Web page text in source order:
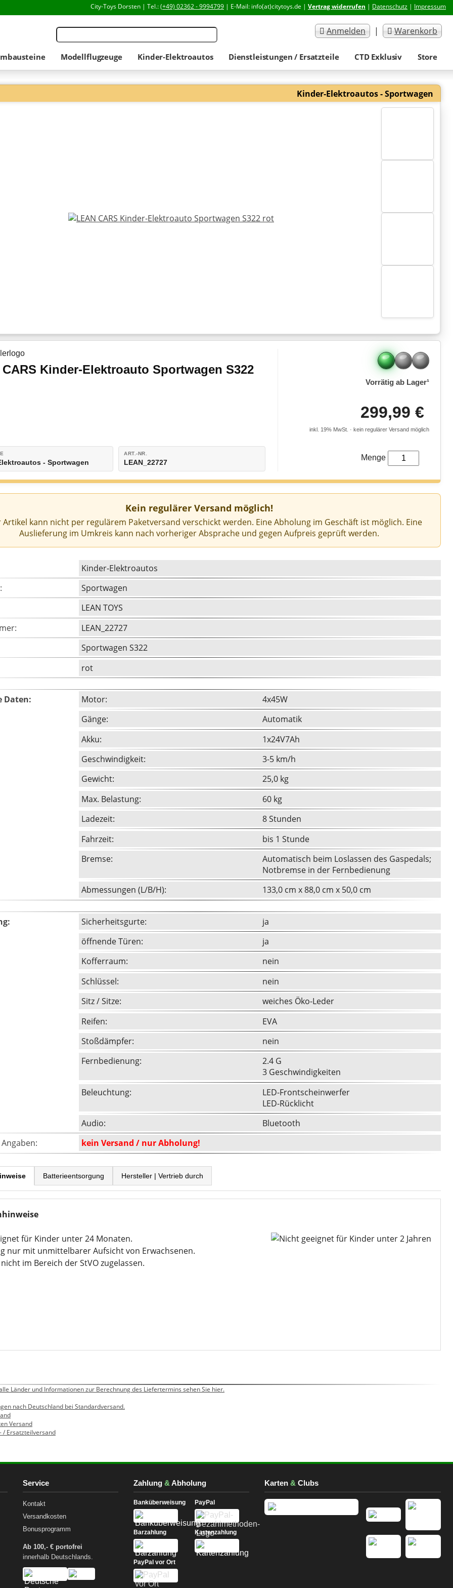
City-Toys Dorsten | Tel.:(+49) 02362 - 9994799 | E-Mail: info(at)citytoys.de | Vertrag widerrufen | Datenschutz | Impressum
Anmelden | Warenkorb
Modellflugzeuge Kinder-Elektroautos Dienstleistungen / Ersatzteile CTD Exklusiv Store
Kinder-Elektroautos - Sportwagen
CARS Kinder-Elektroauto Sportwagen S322
- Sportwagen
ART.-NR.
LEAN_22727
Vorrätig ab Lager¹
299,99 €
inkl. 19% MwSt. · kein regulärer Versand möglich
Menge
Kein regulärer Versand möglich!
Artikel kann nicht per regulärem Paketversand verschickt werden. Eine Abholung im Geschäft ist möglich. Eine
Auslieferung im Umkreis kann nach vorheriger Absprache und gegen Aufpreis geprüft werden.
Kinder-Elektroautos
Sportwagen
LEAN TOYS
LEAN_22727
Sportwagen S322
rot
Daten: Motor:
4x45W
Gänge:
Automatik
Akku:
1x24V7Ah
Geschwindigkeit:
3-5 km/h
Gewicht:
25,0 kg
Max. Belastung:
60 kg
Ladezeit:
8 Stunden
Fahrzeit:
bis 1 Stunde
Bremse:
Automatisch beim Loslassen des Gaspedals;
Notbremse in der Fernbedienung
Abmessungen (L/B/H):
133,0 cm x 88,0 cm x 50,0 cm
Sicherheitsgurte:
ja
öffnende Türen:
ja
Kofferraum:
nein
Schlüssel:
nein
Sitz / Sitze:
weiches Öko-Leder
Reifen:
EVA
Stoßdämpfer:
nein
Fernbedienung:
2.4 G
3 Geschwindigkeiten
Beleuchtung:
LED-Frontscheinwerfer
LED-Rücklicht
Audio:
Bluetooth
kein Versand / nur Abholung!
Batterieentsorgung Hersteller | Vertrieb durch
für Kinder unter 24 Monaten.
nur mit unmittelbarer Aufsicht von Erwachsenen.
im Bereich der StVO zugelassen.
Länder und Informationen zur Berechnung des Liefertermins sehen Sie hier.
nach Deutschland bei Standardversand.
Versand
/ Ersatzteilversand
Service
Kontakt
Versandkosten
Bonusprogramm
Ab 100,- € portofrei
innerhalb Deutschlands.
Zahlung &Abholung
Banküberweisung PayPal
Barzahlung Kartenzahlung
PayPal vor Ort
Karten& Clubs